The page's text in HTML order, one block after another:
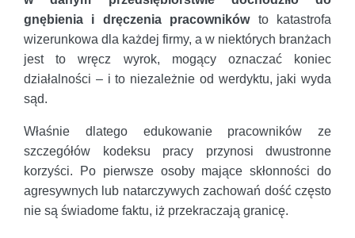
gnębienia i dręczenia pracownikówto katastrofa
wizerunkowa dla każdej firmy, a w niektórych branżach
jest to wręcz wyrok, mogący oznaczać koniec
działalności – i to niezależnie od werdyktu, jaki wyda
sąd.
Właśnie dlatego edukowanie pracowników ze
szczegółów kodeksu pracy przynosi dwustronne
korzyści. Po pierwsze osoby mające skłonności do
agresywnych lub natarczywych zachowań dość często
nie są świadome faktu, iż przekraczają granicę.